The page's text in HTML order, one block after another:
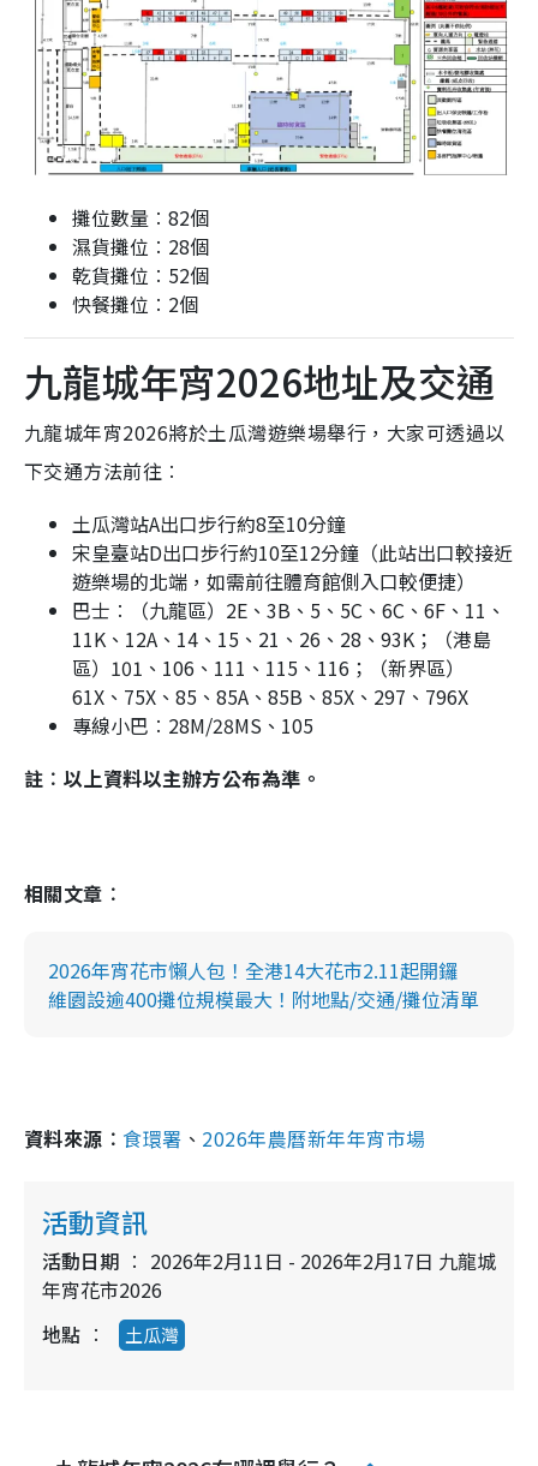
攤位數量︰82個
濕貨攤位︰28個
乾貨攤位︰52個
快餐攤位︰2個
九龍城年宵2026地址及交通
九龍城年宵2026將於土瓜灣遊樂場舉行，大家可透過以
下交通方法前往︰
土瓜灣站A出口步行約8至10分鐘
宋皇臺站D出口步行約10至12分鐘（此站出口較接近
遊樂場的北端，如需前往體育館側入口較便捷）
巴士︰（九龍區）2E、3B、5、5C、6C、6F、11、
11K、12A、14、15、21、26、28、93K；（港島
區）101、106、111、115、116；（新界區）
61X、75X、85、85A、85B、85X、297、796X
專線小巴︰28M/28MS、105
註︰以上資料以主辦方公布為準。
相關文章︰
2026年宵花市懶人包！全港14大花市2.11起開鑼
維園設逾400攤位規模最大！附地點/交通/攤位清單
資料來源︰ 食環署 、 2026年農曆新年年宵市場
活動資訊
活動日期
2026年2月11日 - 2026年2月17日 九龍城
年宵花市2026
地點
土瓜灣